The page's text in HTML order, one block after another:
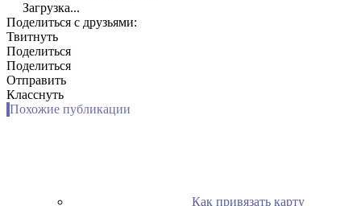
Загрузка...
Поделиться с друзьями:
Твитнуть
Поделиться
Поделиться
Отправить
Класснуть
Похожие публикации
Как привязать карту